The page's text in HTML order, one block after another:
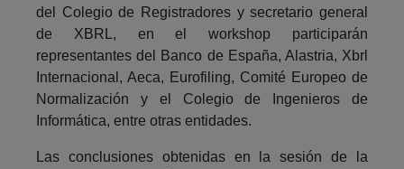
del Colegio de Registradores y secretario general
de XBRL, en el workshop participarán
representantes del Banco de España, Alastria, Xbrl
Internacional, Aeca, Eurofiling, Comité Europeo de
Normalización y el Colegio de Ingenieros de
Informática, entre otras entidades.
Las conclusiones obtenidas en la sesión de la